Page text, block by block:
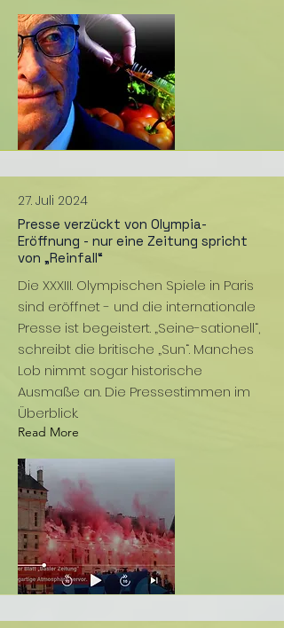
27. Juli 2024
Presse verzückt von Olympia-
Eröffnung - nur eine Zeitung spricht
von „Reinfall“
Die XXXIII. Olympischen Spiele in Paris
sind eröffnet - und die internationale
Presse ist begeistert. „Seine-sationell“,
schreibt die britische „Sun“. Manches
Lob nimmt sogar historische
Ausmaße an. Die Pressestimmen im
Überblick.
Read More